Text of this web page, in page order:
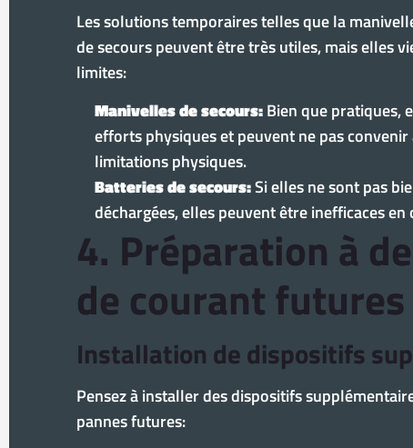
Les solutions temporaires telles que la
de secours peuvent être très utiles, mais elles
limites:
Manivelles de secours:Bien que pratiques,
efforts physiques et peuvent ne pas
limitations physiques.
Batteries de secours:Si elles ne sont pas
déchargées, elles peuvent être inefficaces en
4. Préparation à
de courant futures
Installation de dispositifs
Pensez à installer des dispositifs
pannes futures: